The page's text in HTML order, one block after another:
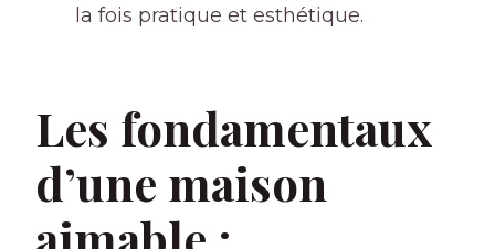
la fois pratique et esthétique.
Les fondamentaux
d’une maison